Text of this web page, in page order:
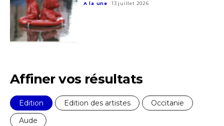
* Champ obligatoire
A la une 13 juillet 2026
Affiner vos résultats
Edition Edition des artistes
Occitanie
Aude